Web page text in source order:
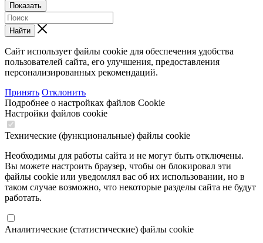
Показать
Найти
Сайт использует файлы cookie для обеспечения удобства
пользователей сайта, его улучшения, предоставления
персонализированных рекомендаций.
Принять Отклонить
Подробнее о настройках файлов Cookie
Настройки файлов cookie
Технические (функциональные) файлы cookie
Необходимы для работы сайта и не могут быть отключены.
Вы можете настроить браузер, чтобы он блокировал эти
файлы cookie или уведомлял вас об их использовании, но в
таком случае возможно, что некоторые разделы сайта не будут
работать.
Аналитические (статистические) файлы cookie